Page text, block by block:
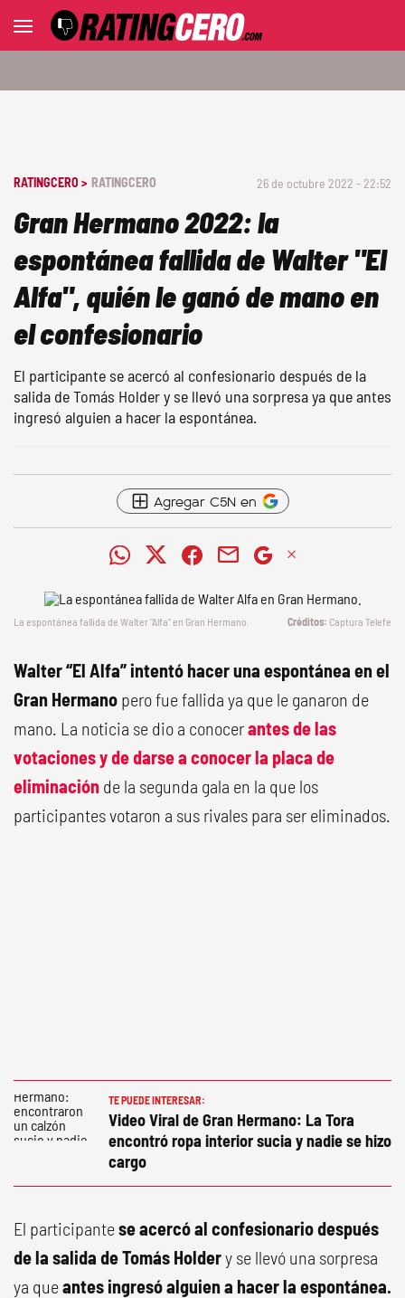
RATINGCERO > RATINGCERO 26 de octubre 2022 - 22:52
Gran Hermano 2022: la
espontánea fallida de Walter "El
Alfa", quién le ganó de mano en
el confesionario
El participante se acercó al confesionario después de la
salida de Tomás Holder y se llevó una sorpresa ya que antes
ingresó alguien a hacer la espontánea.
Agregar C5N en
La espontánea fallida de Walter "Alfa" en Gran Hermano. Captura Telefe
Walter “El Alfa” intentó hacer una espontánea en el
Gran Hermano pero fue fallida ya que le ganaron de
mano. La noticia se dio a conocerantes de las
votaciones y de darse a conocer la placa de
eliminación de la segunda gala en la que los
participantes votaron a sus rivales para ser eliminados.
TE PUEDE INTERESAR:
Video Viral de Gran Hermano: La Tora
encontró ropa interior sucia y nadie se hizo
cargo
El participantese acercó al confesionario después
de la salida de Tomás Holdery se llevó una sorpresa
ya queantes ingresó alguien a hacer la espontánea.